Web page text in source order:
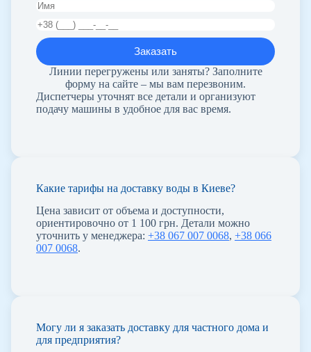
Линии перегружены или заняты? Заполните
форму на сайте – мы вам перезвоним.
Диспетчеры уточнят все детали и организуют
подачу машины в удобное для вас время.
Какие тарифы на доставку воды в Киеве?
Цена зависит от объема и доступности,
ориентировочно от 1 100 грн. Детали можно
уточнить у менеджера: +38 067 007 0068, +38 066
007 0068.
Могу ли я заказать доставку для частного дома и
для предприятия?